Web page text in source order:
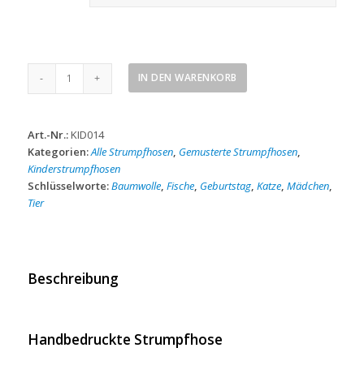
Katzen
in
pink
Menge
IN DEN WARENKORB
Art.-Nr.:KID014
Kategorien:Alle Strumpfhosen, Gemusterte Strumpfhosen,
Kinderstrumpfhosen
Schlüsselworte:Baumwolle, Fische, Geburtstag, Katze, Mädchen,
Tier
Beschreibung
Handbedruckte Strumpfhose